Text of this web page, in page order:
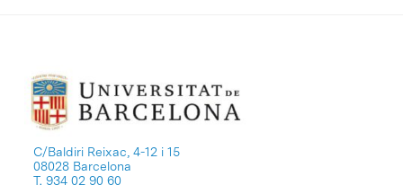
C/Baldiri Reixac, 4-12 i 15
08028 Barcelona
T. 934 02 90 60